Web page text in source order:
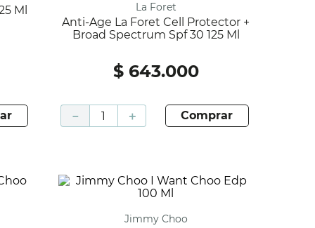
Ml La Foret
Anti-Age La Foret Cell Protector +
Broad Spectrum Spf 30 125 Ml
$ 643.000
＋
－ comprar
Jimmy Choo